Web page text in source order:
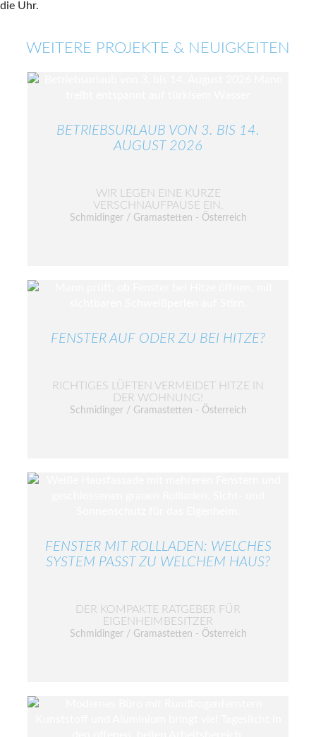
WEITERE PROJEKTE & NEUIGKEITEN
BETRIEBSURLAUB VON 3. BIS 14.
AUGUST 2026
WIR LEGEN EINE KURZE
VERSCHNAUFPAUSE EIN.
Schmidinger / Gramastetten - Österreich
FENSTER AUF ODER ZU BEI HITZE?
RICHTIGES LÜFTEN VERMEIDET HITZE IN
DER WOHNUNG!
Schmidinger / Gramastetten - Österreich
FENSTER MIT ROLLLADEN: WELCHES
SYSTEM PASST ZU WELCHEM HAUS?
DER KOMPAKTE RATGEBER FÜR
EIGENHEIMBESITZER
Schmidinger / Gramastetten - Österreich